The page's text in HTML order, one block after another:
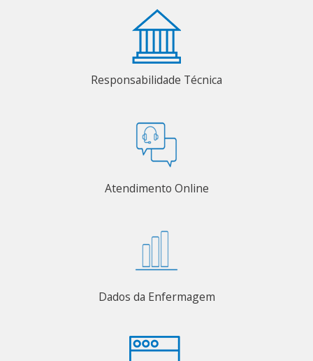
Responsabilidade Técnica
Atendimento Online
Dados da Enfermagem